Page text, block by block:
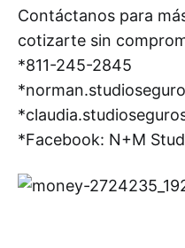
Contáctanos para
cotizarte sin
*811-245-2845
*Facebook: N+M